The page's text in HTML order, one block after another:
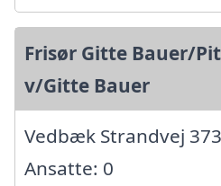
Frisør Gitte Bauer/
v/Gitte Bauer
Vedbæk Strandvej
Ansatte: 0